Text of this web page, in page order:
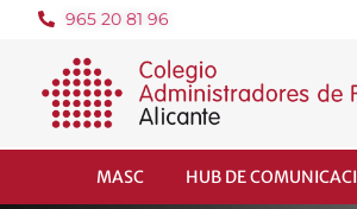
965 20 81 96
MASC HUB DE